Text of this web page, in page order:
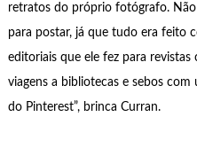
retratos do próprio fotógrafo.
para postar, já que tudo era feito
editoriais que ele fez para
viagens a bibliotecas e sebos
do Pinterest”, brinca Curran.